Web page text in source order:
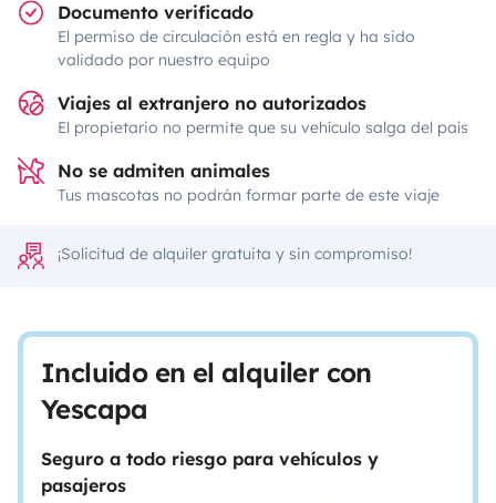
Documento verificado
El permiso de circulación está en regla y ha sido
validado por nuestro equipo
Viajes al extranjero no autorizados
El propietario no permite que su vehículo salga del país
No se admiten animales
Tus mascotas no podrán formar parte de este viaje
¡Solicitud de alquiler gratuita y sin compromiso!
Incluido en el alquiler con
Yescapa
Seguro a todo riesgo para vehículos y
pasajeros